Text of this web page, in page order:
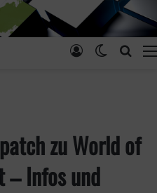
Skin
Anmelden
zu World of
– Infos und